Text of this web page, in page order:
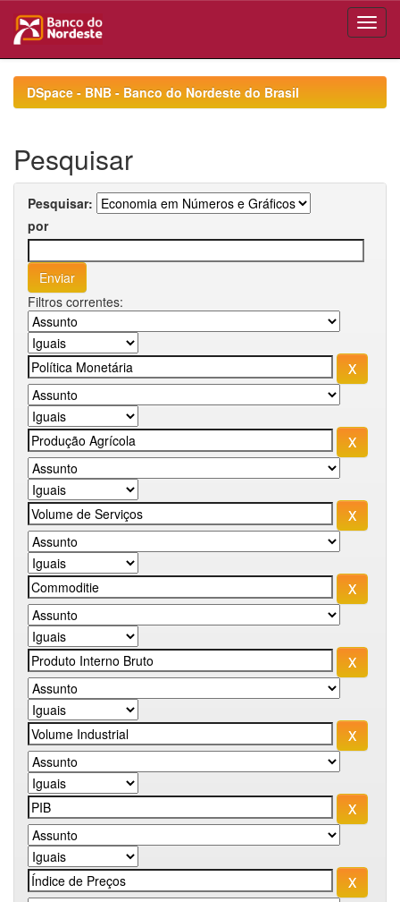
navigationDSpace - BNB - Banco do Nordeste do Brasil
Pesquisar
Pesquisar:
por
Filtros correntes: